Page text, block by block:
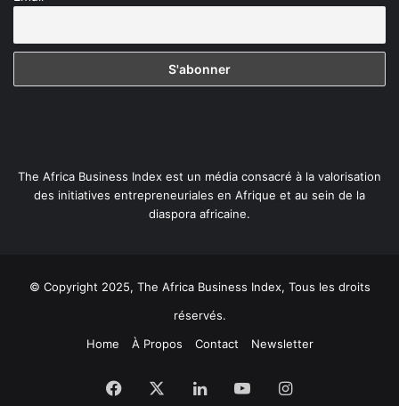
The Africa Business Index est un média consacré à la valorisation
des initiatives entrepreneuriales en Afrique et au sein de la
diaspora africaine.
© Copyright 2025, The Africa Business Index, Tous les droits
réservés.
Home
À Propos Contact Newsletter
Facebook LinkedinYouTubeInstagram